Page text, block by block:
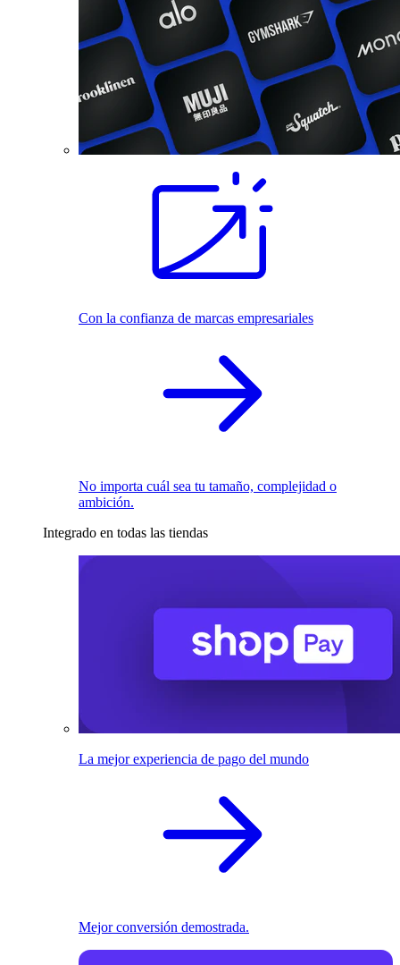
Con la confianza de marcas empresariales
No importa cuál sea tu tamaño, complejidad o
ambición.
Integrado en todas las tiendas
La mejor experiencia de pago del mundo
Mejor conversión demostrada.